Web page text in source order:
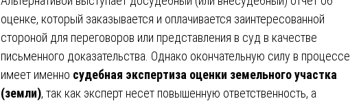
оценке, который заказывается и оплачивается заинтересованной
стороной для переговоров или представления в суд в качестве
письменного доказательства. Однако окончательную силу в процессе
имеет именно судебная экспертиза оценки земельного участка
(земли), так как эксперт несет повышенную ответственность, а